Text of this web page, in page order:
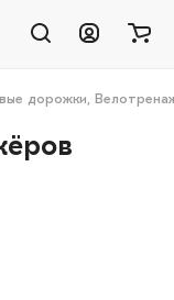
дорожки,